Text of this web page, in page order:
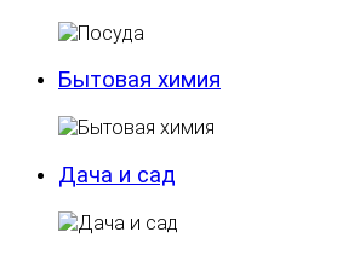
Бытовая химия
Дача и сад